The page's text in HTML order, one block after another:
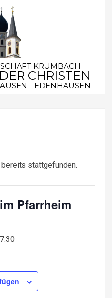
KRUMBACH
CHRISTEN
- EDENHAUSEN
stattgefunden.
Pfarrheim